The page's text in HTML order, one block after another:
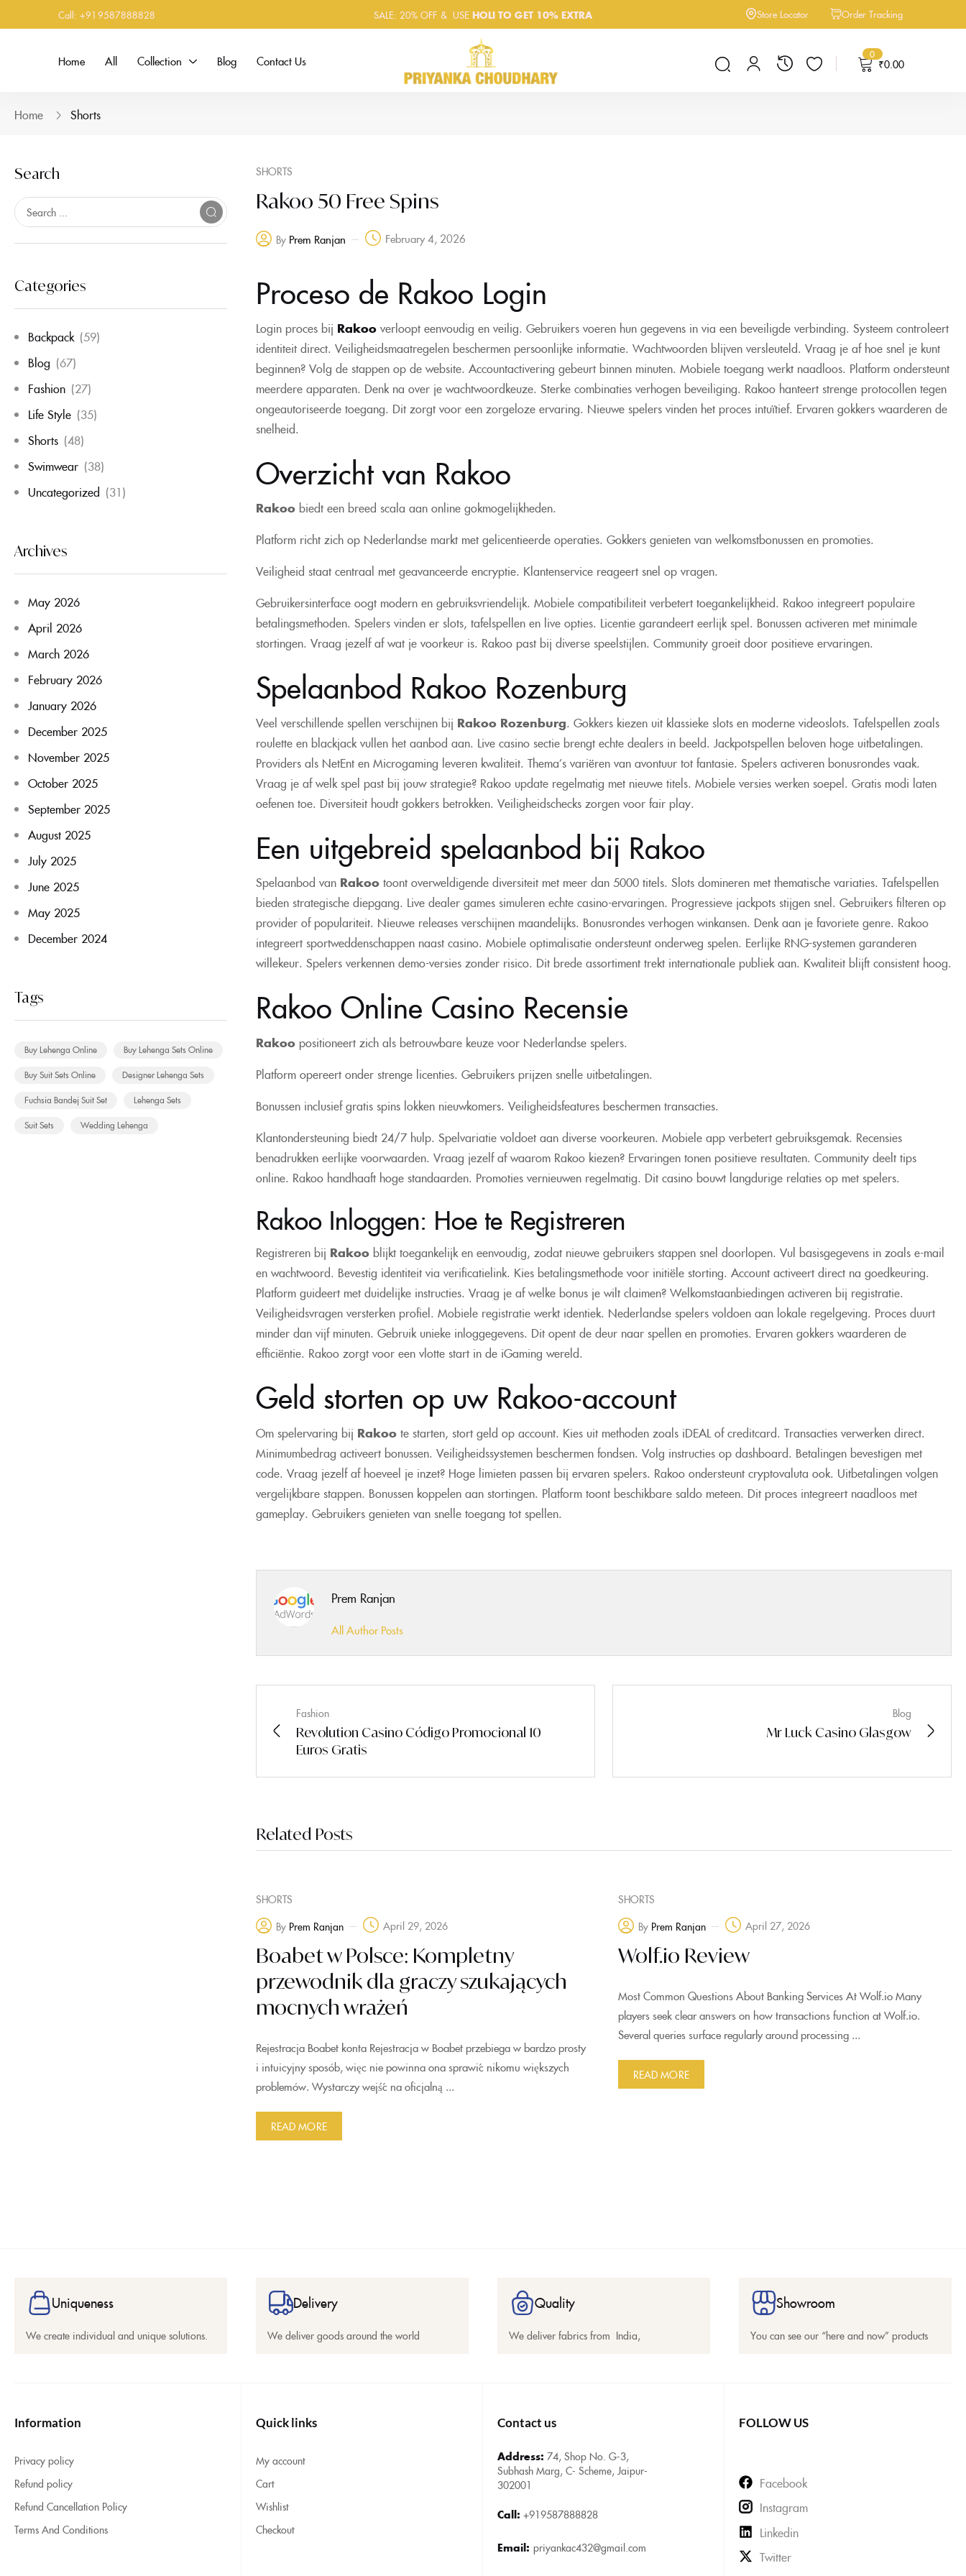
Call: +919587888828 SALE: 20% OFF & USE HOLITO GET 10% EXTRA Store Locator Order Tracking
Home All Collection Blog Contact Us 0
₹0.00
Home Shorts
Search
Categories
Backpack (59)
Blog (67)
Fashion (27)
Life Style (35)
Shorts (48)
Swimwear (38)
Uncategorized (31)
Archives
May 2026
April 2026
March 2026
February 2026
January 2026
December 2025
November 2025
October 2025
September 2025
August 2025
July 2025
June 2025
May 2025
December 2024
Tags
Buy Lehenga Online Buy Lehenga Sets Online
Buy Suit Sets Online Designer Lehenga Sets
Fuchsia Bandej Suit Set Lehenga Sets
Suit Sets Wedding Lehenga
SHORTS
Rakoo 50 Free Spins
By Prem Ranjan February 4, 2026
Proceso de Rakoo Login
Login proces bij Rakoo verloopt eenvoudig en veilig. Gebruikers voeren hun gegevens in via een beveiligde verbinding. Systeem controleert
identiteit direct. Veiligheidsmaatregelen beschermen persoonlijke informatie. Wachtwoorden blijven versleuteld. Vraag je af hoe snel je kunt
beginnen? Volg de stappen op de website. Accountactivering gebeurt binnen minuten. Mobiele toegang werkt naadloos. Platform ondersteunt
meerdere apparaten. Denk na over je wachtwoordkeuze. Sterke combinaties verhogen beveiliging. Rakoo hanteert strenge protocollen tegen
ongeautoriseerde toegang. Dit zorgt voor een zorgeloze ervaring. Nieuwe spelers vinden het proces intuïtief. Ervaren gokkers waarderen de
snelheid.
Overzicht van Rakoo
Rakoo biedt een breed scala aan online gokmogelijkheden.
Platform richt zich op Nederlandse markt met gelicentieerde operaties. Gokkers genieten van welkomstbonussen en promoties.
Veiligheid staat centraal met geavanceerde encryptie. Klantenservice reageert snel op vragen.
Gebruikersinterface oogt modern en gebruiksvriendelijk. Mobiele compatibiliteit verbetert toegankelijkheid. Rakoo integreert populaire
betalingsmethoden. Spelers vinden er slots, tafelspellen en live opties. Licentie garandeert eerlijk spel. Bonussen activeren met minimale
stortingen. Vraag jezelf af wat je voorkeur is. Rakoo past bij diverse speelstijlen. Community groeit door positieve ervaringen.
Spelaanbod Rakoo Rozenburg
Veel verschillende spellen verschijnen bij Rakoo Rozenburg. Gokkers kiezen uit klassieke slots en moderne videoslots. Tafelspellen zoals
roulette en blackjack vullen het aanbod aan. Live casino sectie brengt echte dealers in beeld. Jackpotspellen beloven hoge uitbetalingen.
Providers als NetEnt en Microgaming leveren kwaliteit. Thema’s variëren van avontuur tot fantasie. Spelers activeren bonusrondes vaak.
Vraag je af welk spel past bij jouw strategie? Rakoo update regelmatig met nieuwe titels. Mobiele versies werken soepel. Gratis modi laten
oefenen toe. Diversiteit houdt gokkers betrokken. Veiligheidschecks zorgen voor fair play.
Een uitgebreid spelaanbod bij Rakoo
Spelaanbod van Rakoo toont overweldigende diversiteit met meer dan 5000 titels. Slots domineren met thematische variaties. Tafelspellen
bieden strategische diepgang. Live dealer games simuleren echte casino-ervaringen. Progressieve jackpots stijgen snel. Gebruikers filteren op
provider of populariteit. Nieuwe releases verschijnen maandelijks. Bonusrondes verhogen winkansen. Denk aan je favoriete genre. Rakoo
integreert sportweddenschappen naast casino. Mobiele optimalisatie ondersteunt onderweg spelen. Eerlijke RNG-systemen garanderen
willekeur. Spelers verkennen demo-versies zonder risico. Dit brede assortiment trekt internationale publiek aan. Kwaliteit blijft consistent hoog.
Rakoo Online Casino Recensie
Rakoo positioneert zich als betrouwbare keuze voor Nederlandse spelers.
Platform opereert onder strenge licenties. Gebruikers prijzen snelle uitbetalingen.
Bonussen inclusief gratis spins lokken nieuwkomers. Veiligheidsfeatures beschermen transacties.
Klantondersteuning biedt 24/7 hulp. Spelvariatie voldoet aan diverse voorkeuren. Mobiele app verbetert gebruiksgemak. Recensies
benadrukken eerlijke voorwaarden. Vraag jezelf af waarom Rakoo kiezen? Ervaringen tonen positieve resultaten. Community deelt tips
online. Rakoo handhaaft hoge standaarden. Promoties vernieuwen regelmatig. Dit casino bouwt langdurige relaties op met spelers.
Rakoo Inloggen: Hoe te Registreren
Registreren bij Rakoo blijkt toegankelijk en eenvoudig, zodat nieuwe gebruikers stappen snel doorlopen. Vul basisgegevens in zoals e-mail
en wachtwoord. Bevestig identiteit via verificatielink. Kies betalingsmethode voor initiële storting. Account activeert direct na goedkeuring.
Platform guideert met duidelijke instructies. Vraag je af welke bonus je wilt claimen? Welkomstaanbiedingen activeren bij registratie.
Veiligheidsvragen versterken profiel. Mobiele registratie werkt identiek. Nederlandse spelers voldoen aan lokale regelgeving. Proces duurt
minder dan vijf minuten. Gebruik unieke inloggegevens. Dit opent de deur naar spellen en promoties. Ervaren gokkers waarderen de
efficiëntie. Rakoo zorgt voor een vlotte start in de iGaming wereld.
Geld storten op uw Rakoo-account
Om spelervaring bij Rakoo te starten, stort geld op account. Kies uit methoden zoals iDEAL of creditcard. Transacties verwerken direct.
Minimumbedrag activeert bonussen. Veiligheidssystemen beschermen fondsen. Volg instructies op dashboard. Betalingen bevestigen met
code. Vraag jezelf af hoeveel je inzet? Hoge limieten passen bij ervaren spelers. Rakoo ondersteunt cryptovaluta ook. Uitbetalingen volgen
vergelijkbare stappen. Bonussen koppelen aan stortingen. Platform toont beschikbare saldo meteen. Dit proces integreert naadloos met
gameplay. Gebruikers genieten van snelle toegang tot spellen.
Prem Ranjan
All Author Posts
Fashion
Revolution Casino Código Promocional 10
Euros Gratis
Blog
Mr Luck Casino Glasgow
Related Posts
SHORTS
By Prem Ranjan April 29, 2026
Boabet w Polsce: Kompletny
przewodnik dla graczy szukających
mocnych wrażeń
Rejestracja Boabet konta Rejestracja w Boabet przebiega w bardzo prosty
i intuicyjny sposób, więc nie powinna ona sprawić nikomu większych
problemów. Wystarczy wejść na oficjalną ...
READ MORE
SHORTS
By Prem Ranjan April 27, 2026
Wolf.io Review
Most Common Questions About Banking Services At Wolf.io Many
players seek clear answers on how transactions function at Wolf.io.
Several queries surface regularly around processing ...
READ MORE
Uniqueness
We create individual and unique solutions.
Delivery
We deliver goods around the world
Quality
We deliver fabrics from India,
Showroom
You can see our “here and now” products
Information
Privacy policy
Refund policy
Refund Cancellation Policy
Terms And Conditions
Quick links
My account
Cart
Wishlist
Checkout
Contact us
Address: 74, Shop No. G-3,
Subhash Marg, C- Scheme, Jaipur-
302001
Call: +919587888828
Email: priyankac432@gmail.com
FOLLOW US
Facebook
Instagram
Linkedin
Twitter